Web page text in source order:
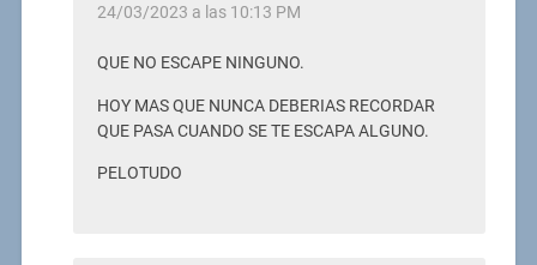
24/03/2023 a las 10:13 PM
QUE NO ESCAPE NINGUNO.
HOY MAS QUE NUNCA DEBERIAS RECORDAR
QUE PASA CUANDO SE TE ESCAPA ALGUNO.
PELOTUDO